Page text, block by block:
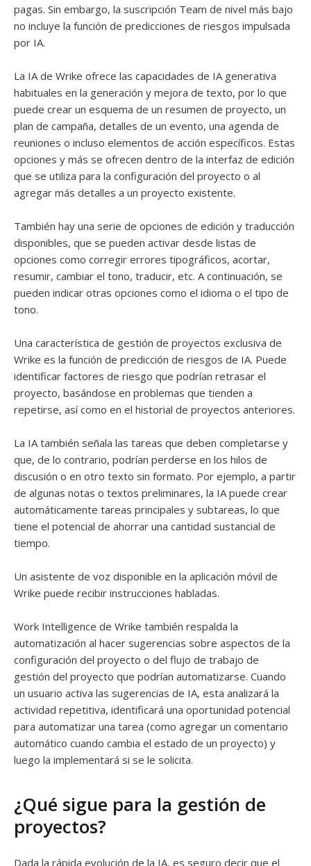
pagas. Sin embargo, la suscripción Team de nivel más bajo
no incluye la función de predicciones de riesgos impulsada
por IA.
La IA de Wrike ofrece las capacidades de IA generativa
habituales en la generación y mejora de texto, por lo que
puede crear un esquema de un resumen de proyecto, un
plan de campaña, detalles de un evento, una agenda de
reuniones o incluso elementos de acción específicos. Estas
opciones y más se ofrecen dentro de la interfaz de edición
que se utiliza para la configuración del proyecto o al
agregar más detalles a un proyecto existente.
También hay una serie de opciones de edición y traducción
disponibles, que se pueden activar desde listas de
opciones como corregir errores tipográficos, acortar,
resumir, cambiar el tono, traducir, etc. A continuación, se
pueden indicar otras opciones como el idioma o el tipo de
tono.
Una característica de gestión de proyectos exclusiva de
Wrike es la función de predicción de riesgos de IA. Puede
identificar factores de riesgo que podrían retrasar el
proyecto, basándose en problemas que tienden a
repetirse, así como en el historial de proyectos anteriores.
La IA también señala las tareas que deben completarse y
que, de lo contrario, podrían perderse en los hilos de
discusión o en otro texto sin formato. Por ejemplo, a partir
de algunas notas o textos preliminares, la IA puede crear
automáticamente tareas principales y subtareas, lo que
tiene el potencial de ahorrar una cantidad sustancial de
tiempo.
Un asistente de voz disponible en la aplicación móvil de
Wrike puede recibir instrucciones habladas.
Work Intelligence de Wrike también respalda la
automatización al hacer sugerencias sobre aspectos de la
configuración del proyecto o del flujo de trabajo de
gestión del proyecto que podrían automatizarse. Cuando
un usuario activa las sugerencias de IA, esta analizará la
actividad repetitiva, identificará una oportunidad potencial
para automatizar una tarea (como agregar un comentario
automático cuando cambia el estado de un proyecto) y
luego la implementará si se le solicita.
¿Qué sigue para la gestión de
proyectos?
Dada la rápida evolución de la IA, es seguro decir que el